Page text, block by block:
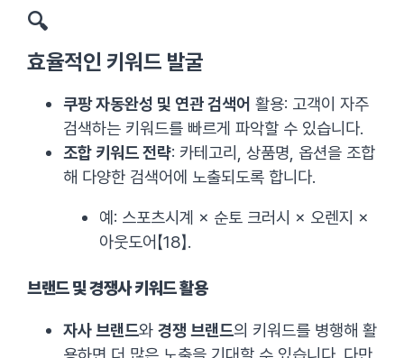
🔍
효율적인 키워드 발굴
쿠팡 자동완성 및 연관 검색어 활용: 고객이 자주
검색하는 키워드를 빠르게 파악할 수 있습니다.
조합 키워드 전략: 카테고리, 상품명, 옵션을 조합
해 다양한 검색어에 노출되도록 합니다.
예: 스포츠시계 × 순토 크러시 × 오렌지 ×
아웃도어【18】.
브랜드 및 경쟁사 키워드 활용
자사 브랜드와 경쟁 브랜드의 키워드를 병행해 활